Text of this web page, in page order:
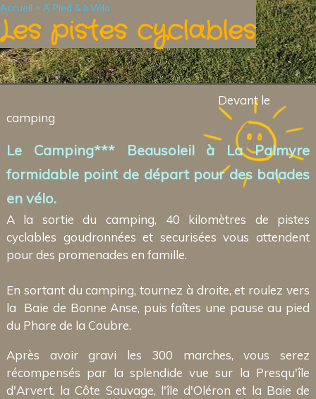
Accueil > A Pied & à Vélo
Les pistes cyclables
Devant le
camping
Le Camping*** Beausoleil à La Palmyre
formidable point de départ pour des balades
en vélo.
A la sortie du camping, 40 kilomètres de pistes
cyclables goudronnées et securisées vous attendent
pour des promenades en famille.
En sortant du camping, tournez à droite, et roulez vers
la Baie de Bonne Anse, puis faîtes une pause au pied
du Phare de la Coubre.
Après avoir gravi les 300 marches, vous serez
récompensés par la splendide vue sur la Presqu'île
d'Arvert, la Côte Sauvage, l'île d'Oléron et la Baie de